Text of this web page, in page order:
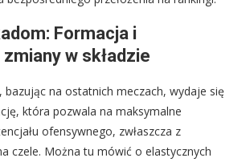
Formacja i
w składzie
bazując na ostatnich meczach, wydaje się
która pozwala na maksymalne
ofensywnego, zwłaszcza z
czele. Można tu mówić o elastycznych